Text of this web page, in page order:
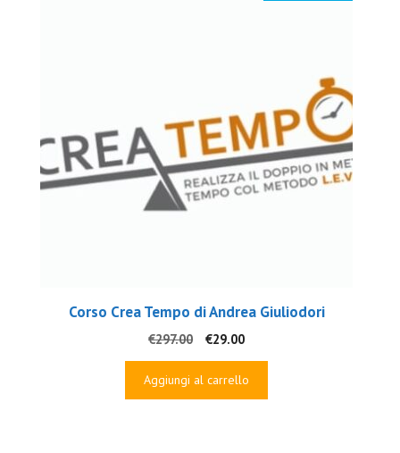
Corso Crea Tempo di Andrea Giuliodori
€297.00
Il
prezzo
originale
€29.00Il
prezzo
attuale
Aggiungi al carrello